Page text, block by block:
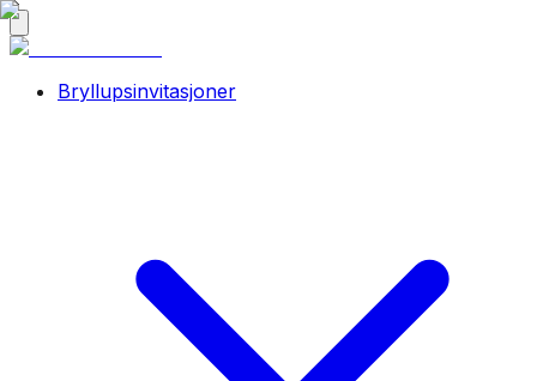
Bryllupsinvitasjoner